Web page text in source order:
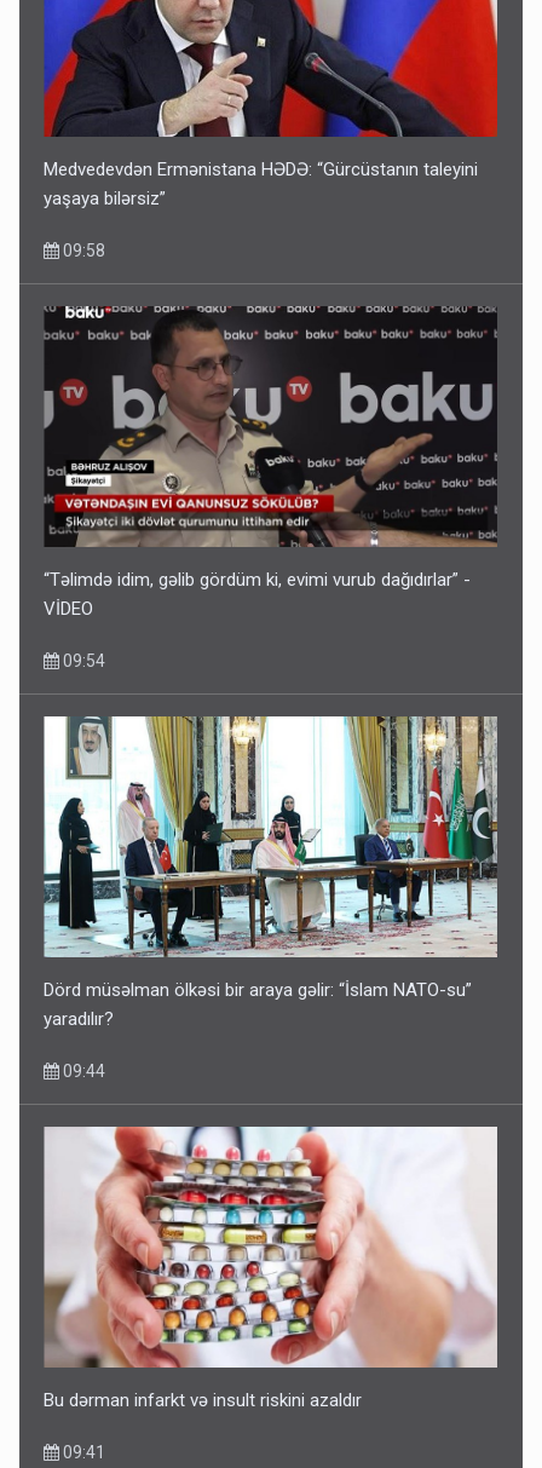
Medvedevdən Ermənistana HƏDƏ: “Gürcüstanın taleyini
yaşaya bilərsiz”
09:58
“Təlimdə idim, gəlib gördüm ki, evimi vurub dağıdırlar” -
VİDEO
09:54
Dörd müsəlman ölkəsi bir araya gəlir: “İslam NATO-su”
yaradılır?
09:44
Bu dərman infarkt və insult riskini azaldır
09:41